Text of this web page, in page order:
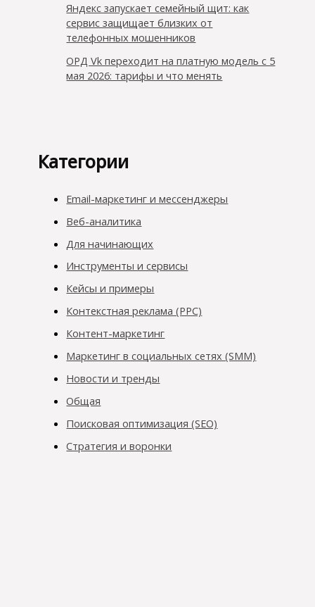
Яндекс запускает семейный щит: как
сервис защищает близких от
телефонных мошенников
ОРД Vk переходит на платную модель с 5
мая 2026: тарифы и что менять
Категории
Email-маркетинг и мессенджеры
Веб-аналитика
Для начинающих
Инструменты и сервисы
Кейсы и примеры
Контекстная реклама (PPC)
Контент-маркетинг
Маркетинг в социальных сетях (SMM)
Новости и тренды
Общая
Поисковая оптимизация (SEO)
Стратегия и воронки